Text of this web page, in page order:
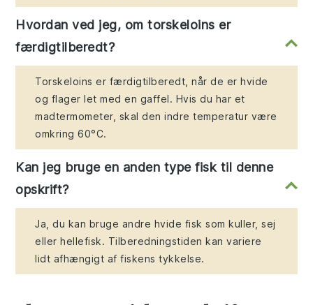
Hvordan ved jeg, om torskeloins er
færdigtilberedt?
Torskeloins er færdigtilberedt, når de er hvide
og flager let med en gaffel. Hvis du har et
madtermometer, skal den indre temperatur være
omkring 60°C.
Kan jeg bruge en anden type fisk til denne
opskrift?
Ja, du kan bruge andre hvide fisk som kuller, sej
eller hellefisk. Tilberedningstiden kan variere
lidt afhængigt af fiskens tykkelse.